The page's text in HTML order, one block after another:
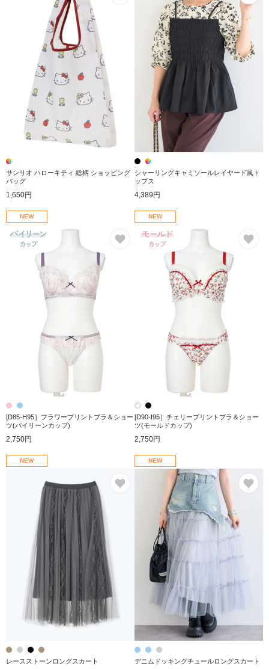
サンリオ ハローキティ 総柄 ショッピング
バッグ
1,650円
シャーリングキャミソールレイヤード風ト
ップス
4,389円
NEW
お気に入り
[D85-H95］フラワープリントブラ＆ショー
ツ(バイリーンカップ)
2,750円
NEW
[D90-I95］チェリープリントブラ＆ショー
ツ(モールドカップ)
2,750円
NEW
レースストーンロングスカート
NEW
デニムドッキングチュールロングスカート